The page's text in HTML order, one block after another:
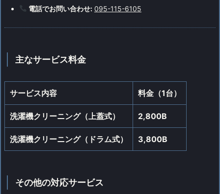
電話でお問い合わせ: 095-115-6105
主なサービス料金
サービス内容 料金（1台）
洗濯機クリーニング（上蓋式） 2,800B
洗濯機クリーニング（ドラム式） 3,800B
その他の対応サービス